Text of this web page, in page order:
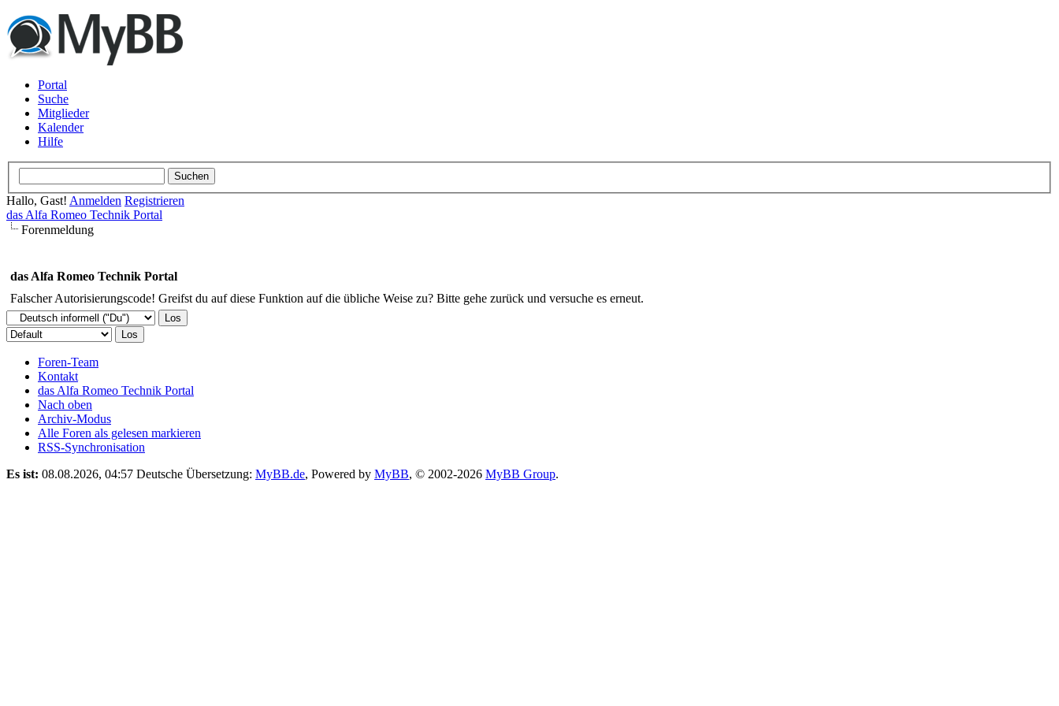
Portal
Suche
Mitglieder
Kalender
Hilfe
Hallo, Gast! Anmelden Registrieren
das Alfa Romeo Technik Portal
Forenmeldung
das Alfa Romeo Technik Portal
Falscher Autorisierungscode! Greifst du auf diese Funktion auf die übliche Weise zu? Bitte gehe zurück und versuche es erneut.
Foren-Team
Kontakt
das Alfa Romeo Technik Portal
Nach oben
Archiv-Modus
Alle Foren als gelesen markieren
RSS-Synchronisation
Es ist: 08.08.2026, 04:57 Deutsche Übersetzung: MyBB.de, Powered by MyBB, © 2002-2026 MyBB Group.